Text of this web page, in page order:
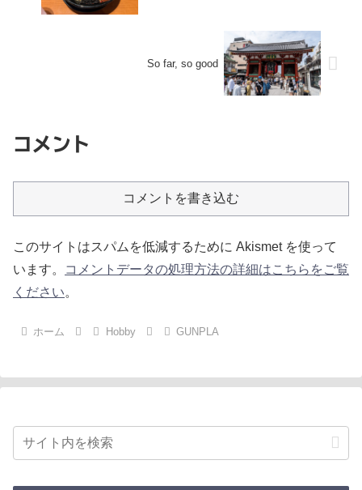
So far, so good
コメント
コメントを書き込む
このサイトはスパムを低減するために Akismet を使って
います。
コメントデータの処理方法の詳細はこちらをご覧
ください。
ホーム Hobby GUNPLA